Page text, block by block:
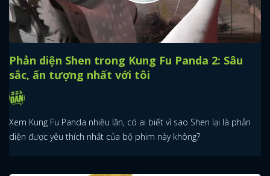
Phản diện Shen trong Kung Fu Panda 2: Sâu
sắc, ấn tượng nhất với tôi
Xem Kung Fu Panda nhiều lần, có ai biết vì sao Shen lại là phản
diện được yêu thích nhất của bộ phim này không?